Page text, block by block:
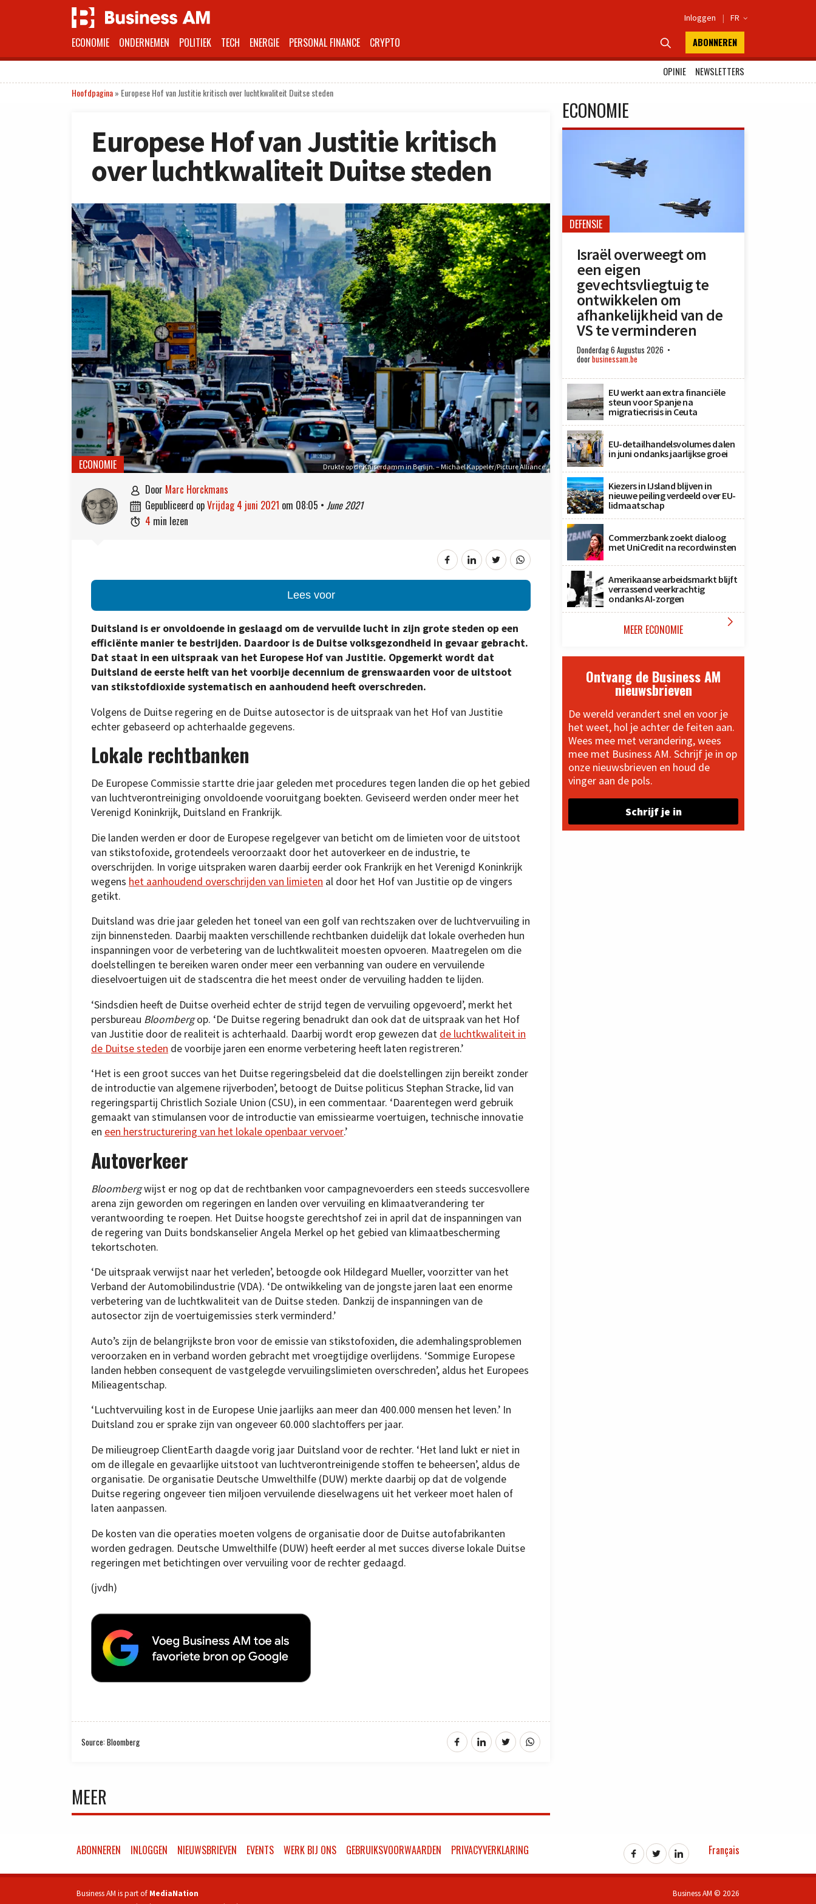
Inloggen | FR 
ECONOMIE ONDERNEMEN POLITIEK TECH ENERGIE PERSONAL FINANCE CRYPTO  ABONNEREN
OPINIE
NEWSLETTERS
Hoofdpagina» Europese Hof van Justitie kritisch over luchtkwaliteit Duitse steden
Europese Hof van Justitie kritisch
over luchtkwaliteit Duitse steden
Drukte op de Kaiserdamm in Berlijn. – Michael Kappeler/Picture Alliance
ECONOMIE
 door Marc Horckmans
 gepubliceerd op vrijdag 4 juni 2021 om 08:05 • June 2021
 4 min lezen
Lees voor
Duitsland is er onvoldoende in geslaagd om de vervuilde lucht in zijn grote steden op een
efficiënte manier te bestrijden. Daardoor is de Duitse volksgezondheid in gevaar gebracht.
Dat staat in een uitspraak van het Europese Hof van Justitie. Opgemerkt wordt dat
Duitsland de eerste helft van het voorbije decennium de grenswaarden voor de uitstoot
van stikstofdioxide systematisch en aanhoudend heeft overschreden.
Volgens de Duitse regering en de Duitse autosector is de uitspraak van het Hof van Justitie
echter gebaseerd op achterhaalde gegevens.
Lokale rechtbanken
De Europese Commissie startte drie jaar geleden met procedures tegen landen die op het gebied
van luchtverontreiniging onvoldoende vooruitgang boekten. Geviseerd werden onder meer het
Verenigd Koninkrijk, Duitsland en Frankrijk.
Die landen werden er door de Europese regelgever van beticht om de limieten voor de uitstoot
van stikstofoxide, grotendeels veroorzaakt door het autoverkeer en de industrie, te
overschrijden. In vorige uitspraken waren daarbij eerder ook Frankrijk en het Verenigd Koninkrijk
wegens het aanhoudend overschrijden van limieten al door het Hof van Justitie op de vingers
getikt.
Duitsland was drie jaar geleden het toneel van een golf van rechtszaken over de luchtvervuiling in
zijn binnensteden. Daarbij maakten verschillende rechtbanken duidelijk dat lokale overheden hun
inspanningen voor de verbetering van de luchtkwaliteit moesten opvoeren. Maatregelen om die
doelstellingen te bereiken waren onder meer een verbanning van oudere en vervuilende
dieselvoertuigen uit de stadscentra die het meest onder de vervuiling hadden te lijden.
‘Sindsdien heeft de Duitse overheid echter de strijd tegen de vervuiling opgevoerd’, merkt het
persbureau Bloombergop. ‘De Duitse regering benadrukt dan ook dat de uitspraak van het Hof
van Justitie door de realiteit is achterhaald. Daarbij wordt erop gewezen dat de luchtkwaliteit in
de Duitse steden de voorbije jaren een enorme verbetering heeft laten registreren.’
‘Het is een groot succes van het Duitse regeringsbeleid dat die doelstellingen zijn bereikt zonder
de introductie van algemene rijverboden’, betoogt de Duitse politicus Stephan Stracke, lid van
regeringspartij Christlich Soziale Union (CSU), in een commentaar. ‘Daarentegen werd gebruik
gemaakt van stimulansen voor de introductie van emissiearme voertuigen, technische innovatie
en een herstructurering van het lokale openbaar vervoer.’
Autoverkeer
Bloombergwijst er nog op dat de rechtbanken voor campagnevoerders een steeds succesvollere
arena zijn geworden om regeringen en landen over vervuiling en klimaatverandering ter
verantwoording te roepen. Het Duitse hoogste gerechtshof zei in april dat de inspanningen van
de regering van Duits bondskanselier Angela Merkel op het gebied van klimaatbescherming
tekortschoten.
‘De uitspraak verwijst naar het verleden’, betoogde ook Hildegard Mueller, voorzitter van het
Verband der Automobilindustrie (VDA). ‘De ontwikkeling van de jongste jaren laat een enorme
verbetering van de luchtkwaliteit van de Duitse steden. Dankzij de inspanningen van de
autosector zijn de voertuigemissies sterk verminderd.’
Auto’s zijn de belangrijkste bron voor de emissie van stikstofoxiden, die ademhalingsproblemen
veroorzaken en in verband worden gebracht met vroegtijdige overlijdens. ‘Sommige Europese
landen hebben consequent de vastgelegde vervuilingslimieten overschreden’, aldus het Europees
Milieagentschap.
‘Luchtvervuiling kost in de Europese Unie jaarlijks aan meer dan 400.000 mensen het leven.’ In
Duitsland zou er sprake zijn van ongeveer 60.000 slachtoffers per jaar.
De milieugroep ClientEarth daagde vorig jaar Duitsland voor de rechter. ‘Het land lukt er niet in
om de illegale en gevaarlijke uitstoot van luchtverontreinigende stoffen te beheersen’, aldus de
organisatie. De organisatie Deutsche Umwelthilfe (DUW) merkte daarbij op dat de volgende
Duitse regering ongeveer tien miljoen vervuilende dieselwagens uit het verkeer moet halen of
laten aanpassen.
De kosten van die operaties moeten volgens de organisatie door de Duitse autofabrikanten
worden gedragen. Deutsche Umwelthilfe (DUW) heeft eerder al met succes diverse lokale Duitse
regeringen met betichtingen over vervuiling voor de rechter gedaagd.
(jvdh)
Source: Bloomberg
MEER
ECONOMIE
DEFENSIE
Israël overweegt om
een eigen
gevechtsvliegtuig te
ontwikkelen om
afhankelijkheid van de
VS te verminderen
Donderdag 6 Augustus 2026
doorbusinessam.be
EU werkt aan extra financiële
steun voor Spanje na
migratiecrisis in Ceuta
EU-detailhandelsvolumes dalen
in juni ondanks jaarlijkse groei
Kiezers in IJsland blijven in
nieuwe peiling verdeeld over EU-
lidmaatschap
Commerzbank zoekt dialoog
met UniCredit na recordwinsten
Amerikaanse arbeidsmarkt blijft
verrassend veerkrachtig
ondanks AI-zorgen
MEER ECONOMIE 
Ontvang de Business AM
nieuwsbrieven
De wereld verandert snel en voor je
het weet, hol je achter de feiten aan.
Wees mee met verandering, wees
mee met Business AM. Schrijf je in op
onze nieuwsbrieven en houd de
vinger aan de pols.
Schrijf je in
ABONNEREN INLOGGEN NIEUWSBRIEVEN EVENTS WERK BIJ ONS GEBRUIKSVOORWAARDEN PRIVACYVERKLARING Français
Business AM is part of MediaNation Business AM © 2026